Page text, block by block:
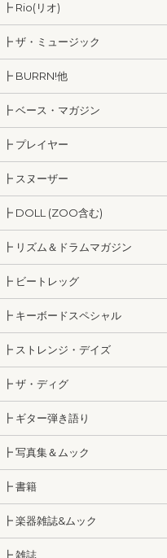
┣ Rio(リオ)
┣ ザ・ミュージック
┣ BURRN!他
┣ ベース・マガジン
┣ プレイヤー
┣ スヌーザー
┣ DOLL (ZOO含む)
┣ リズム＆ドラムマガジン
┣ ビートレッグ
┣ キーボードスペシャル
┣ ストレンジ・デイズ
┣ ザ・ディグ
┣ ギター弾き語り
┣ 写真集＆ムック
┣ 書籍
┣ 楽器雑誌&ムック
┣ 雑誌